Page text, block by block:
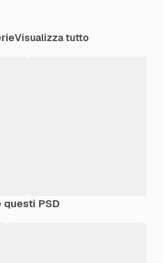
Visualizza tutto
PSD